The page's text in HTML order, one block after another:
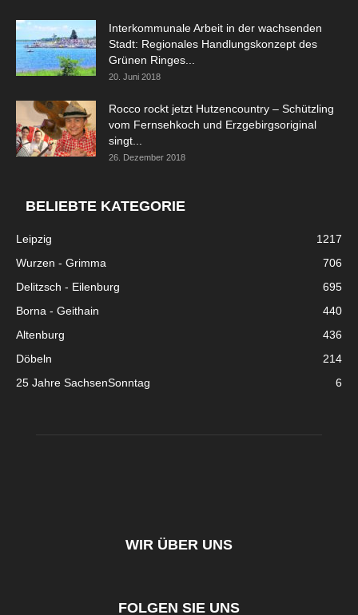
Interkommunale Arbeit in der wachsenden
Stadt: Regionales Handlungskonzept des
Grünen Ringes...
20. Juni 2018
Rocco rockt jetzt Hutzencountry – Schützling
vom Fernsehkoch und Erzgebirgsoriginal
singt...
26. Dezember 2018
BELIEBTE KATEGORIE
Leipzig
1217
Wurzen - Grimma
706
Delitzsch - Eilenburg
695
Borna - Geithain
440
Altenburg
436
Döbeln
214
25 Jahre SachsenSonntag
6
WIR ÜBER UNS
FOLGEN SIE UNS